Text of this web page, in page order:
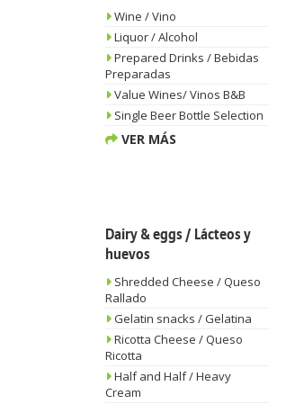
Wine / Vino
Liquor / Alcohol
Prepared Drinks / Bebidas
Preparadas
Value Wines/ Vinos B&B
Single Beer Bottle Selection
VER MÁS
Dairy & eggs / Lácteos y
huevos
Shredded Cheese / Queso
Rallado
Gelatin snacks / Gelatina
Ricotta Cheese / Queso
Ricotta
Half and Half / Heavy
Cream